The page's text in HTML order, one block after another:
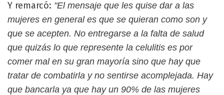
Y remarcó: "El mensaje que les quise dar a las
mujeres en general es que se quieran como son y
que se acepten. No entregarse a la falta de salud
que quizás lo que represente la celulitis es por
comer mal en su gran mayoría sino que hay que
tratar de combatirla y no sentirse acomplejada. Hay
que bancarla ya que hay un 90% de las mujeres